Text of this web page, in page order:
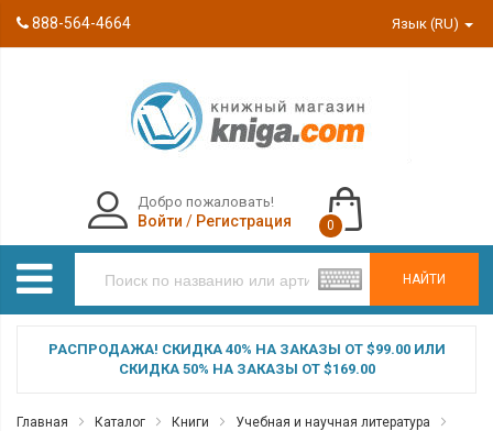
888-564-4664 Язык (RU)
НАЙТИ
Добро пожаловать!
Войти / Регистрация 0
РАСПРОДАЖА! СКИДКА 40% НА ЗАКАЗЫ ОТ $99.00 ИЛИ
СКИДКА 50% НА ЗАКАЗЫ ОТ $169.00
Главная Каталог Книги
Учебная и научная литература